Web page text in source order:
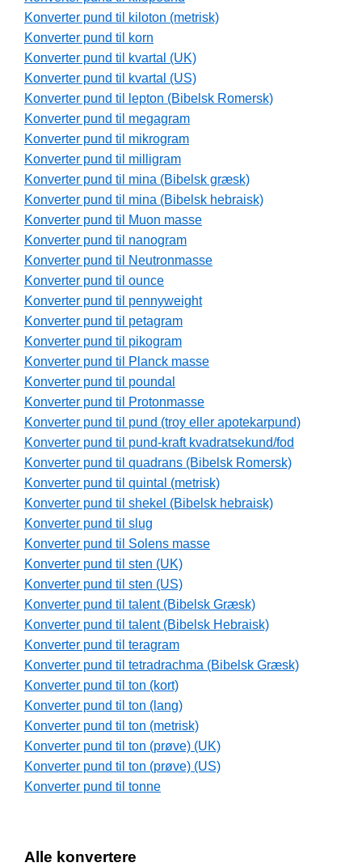
Konverter pund til kiloton (metrisk)
Konverter pund til korn
Konverter pund til kvartal (UK)
Konverter pund til kvartal (US)
Konverter pund til lepton (Bibelsk Romersk)
Konverter pund til megagram
Konverter pund til mikrogram
Konverter pund til milligram
Konverter pund til mina (Bibelsk græsk)
Konverter pund til mina (Bibelsk hebraisk)
Konverter pund til Muon masse
Konverter pund til nanogram
Konverter pund til Neutronmasse
Konverter pund til ounce
Konverter pund til pennyweight
Konverter pund til petagram
Konverter pund til pikogram
Konverter pund til Planck masse
Konverter pund til poundal
Konverter pund til Protonmasse
Konverter pund til pund (troy eller apotekarpund)
Konverter pund til pund-kraft kvadratsekund/fod
Konverter pund til quadrans (Bibelsk Romersk)
Konverter pund til quintal (metrisk)
Konverter pund til shekel (Bibelsk hebraisk)
Konverter pund til slug
Konverter pund til Solens masse
Konverter pund til sten (UK)
Konverter pund til sten (US)
Konverter pund til talent (Bibelsk Græsk)
Konverter pund til talent (Bibelsk Hebraisk)
Konverter pund til teragram
Konverter pund til tetradrachma (Bibelsk Græsk)
Konverter pund til ton (kort)
Konverter pund til ton (lang)
Konverter pund til ton (metrisk)
Konverter pund til ton (prøve) (UK)
Konverter pund til ton (prøve) (US)
Konverter pund til tonne
Alle konvertere